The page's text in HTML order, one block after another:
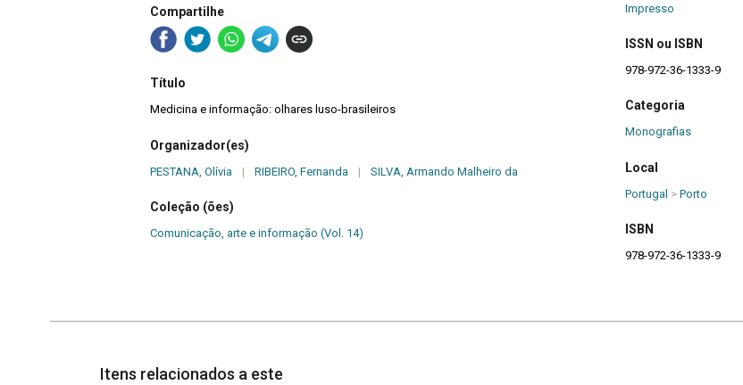
Compartilhe
Título
Medicina e informação: olhares luso-brasileiros
Organizador(es)
PESTANA, Olívia | RIBEIRO, Fernanda | SILVA, Armando Malheiro da
Coleção (ões)
Comunicação, arte e informação (Vol. 14)
Impresso
ISSN ou ISBN
978-972-36-1333-9
Categoria
Monografias
Local
Portugal > Porto
ISBN
978-972-36-1333-9
Itens relacionados a este